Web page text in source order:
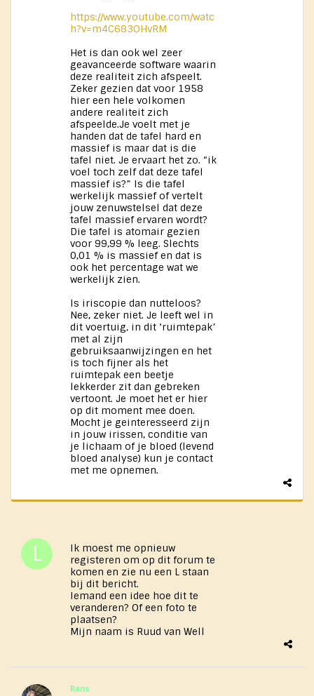
https://www.youtube.com/watc
h?v=m4C683OHvRM
Het is dan ook wel zeer
geavanceerde software waarin
deze realiteit zich afspeelt.
Zeker gezien dat voor 1958
hier een hele volkomen
andere realiteit zich
afspeelde.Je voelt met je
handen dat de tafel hard en
massief is maar dat is die
tafel niet. Je ervaart het zo. “ik
voel toch zelf dat deze tafel
massief is?” Is die tafel
werkelijk massief of vertelt
jouw zenuwstelsel dat deze
tafel massief ervaren wordt?
Die tafel is atomair gezien
voor 99,99 % leeg. Slechts
0,01 % is massief en dat is
ook het percentage wat we
werkelijk zien.
Is iriscopie dan nutteloos?
Nee, zeker niet. Je leeft wel in
dit voertuig, in dit ‘ruimtepak’
met al zijn
gebruiksaanwijzingen en het
is toch fijner als het
ruimtepak een beetje
lekkerder zit dan gebreken
vertoont. Je moet het er hier
op dit moment mee doen.
Mocht je geinteresseerd zijn
in jouw irissen, conditie van
je lichaam of je bloed (levend
bloed analyse) kun je contact
met me opnemen.
Ik moest me opnieuw
registeren om op dit forum te
komen en zie nu een L staan
bij dit bericht.
Iemand een idee hoe dit te
veranderen? Of een foto te
plaatsen?
Mijn naam is Ruud van Well
Rens